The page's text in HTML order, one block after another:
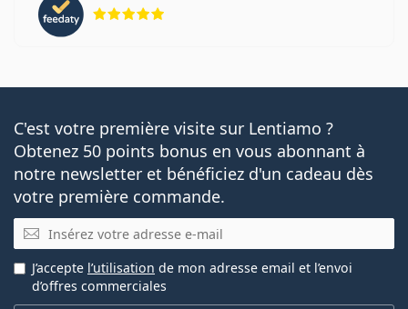
C'est votre première visite sur Lentiamo ?
Obtenez 50 points bonus en vous abonnant à
notre newsletter et bénéficiez d'un cadeau dès
votre première commande.
E-mail
J’accepte l’utilisation de mon adresse email et l’envoi
d’offres commerciales